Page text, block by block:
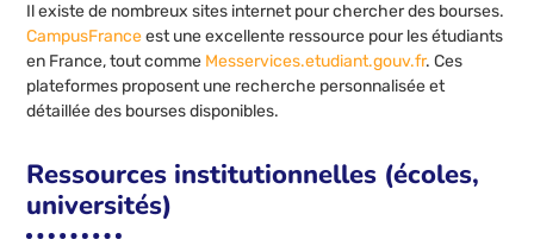
Il existe de nombreux sites internet pour chercher des bourses.
CampusFranceest une excellente ressource pour les étudiants
en France, tout comme Messervices.etudiant.gouv.fr. Ces
plateformes proposent une recherche personnalisée et
détaillée des bourses disponibles.
Ressources institutionnelles (écoles,
universités)